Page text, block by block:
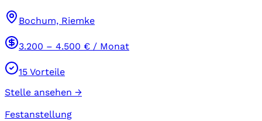
Bochum, Riemke
3.200 – 4.500 € / Monat
15 Vorteile
Stelle ansehen →
Festanstellung